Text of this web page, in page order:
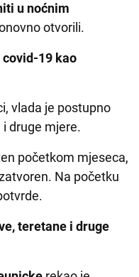
u noćnim
otvorili.
19 kao
vlada je postupno
druge mjere.
početkom mjeseca,
Na početku
teretane i druge